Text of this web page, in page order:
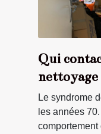
Qui
nettoyage
Diogène à
environs ?
Le syndrome
les années
comportement